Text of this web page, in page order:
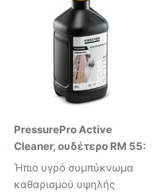
PressurePro Active
Cleaner, ουδέτερο RM 55:
Ήπιο υγρό συμπύκνωμα
καθαρισμού υψηλής